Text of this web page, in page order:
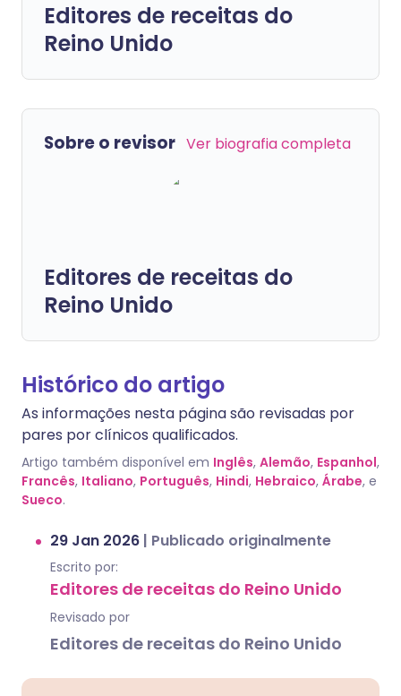
Editores de receitas do
Reino Unido
Sobre o revisor Ver biografia completa
Editores de receitas do
Reino Unido
Histórico do artigo
As informações nesta página são revisadas por
pares por clínicos qualificados.
Artigo também disponível em Inglês, Alemão, Espanhol,
Francês, Italiano, Português, Hindi, Hebraico, Árabe, e
Sueco.
29 Jan 2026 | Publicado originalmente
Escrito por:
Editores de receitas do Reino Unido
Revisado por
Editores de receitas do Reino Unido